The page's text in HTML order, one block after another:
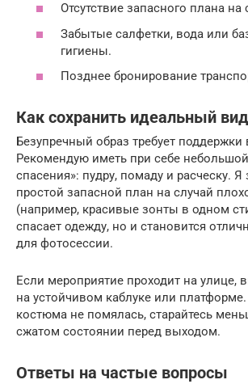
Отсутствие запасного плана
Забытые салфетки, вода или
гигиены.
Позднее бронирование
Как сохранить идеальный вид
Безупречный образ требует поддержки
Рекомендую иметь при себе
спасения»: пудру, помаду и расческу. Я
простой запасной план на случай
(например, красивые зонты в одном
спасает одежду, но и становится
для фотосессии.
Если мероприятие проходит на улице,
на устойчивом каблуке или
костюма не помялась, старайтесь
сжатом состоянии перед выходом.
Ответы на частые вопросы